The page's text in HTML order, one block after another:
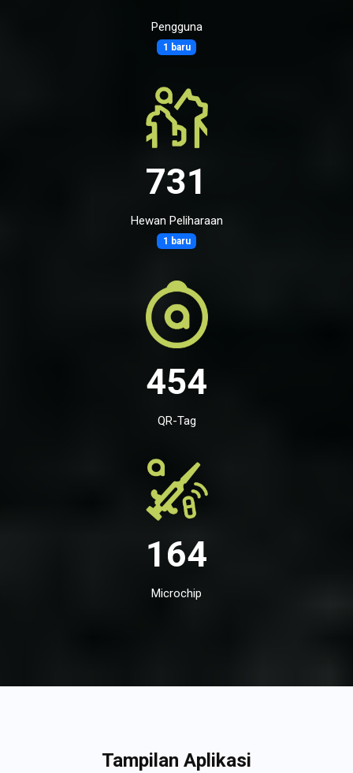
Pengguna
1 baru
731
Hewan Peliharaan
1 baru
454
QR-Tag
164
Microchip
Tampilan Aplikasi